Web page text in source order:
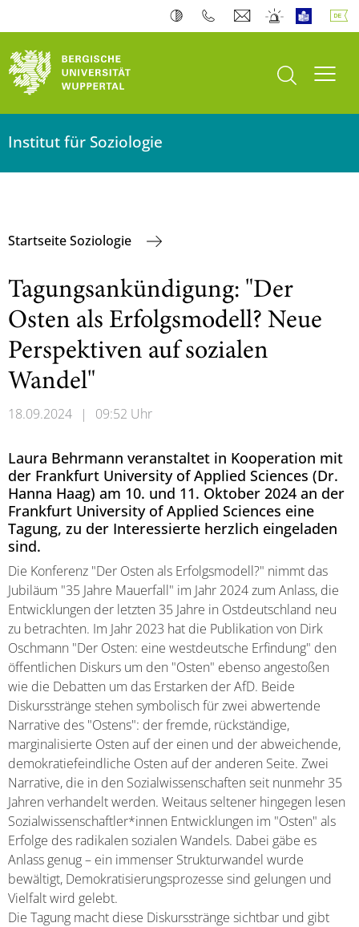
Suche öffnen
Institut für Soziologie
Startseite Soziologie
Tagungsankündigung: "Der
Osten als Erfolgsmodell? Neue
Perspektiven auf sozialen
Wandel"
18.09.2024 | 09:52 Uhr
Laura Behrmann veranstaltet in Kooperation mit
der Frankfurt University of Applied Sciences (Dr.
Hanna Haag) am 10. und 11. Oktober 2024 an der
Frankfurt University of Applied Sciences eine
Tagung, zu der Interessierte herzlich eingeladen
sind.
Die Konferenz "Der Osten als Erfolgsmodell?" nimmt das
Jubiläum "35 Jahre Mauerfall" im Jahr 2024 zum Anlass, die
Entwicklungen der letzten 35 Jahre in Ostdeutschland neu
zu betrachten. Im Jahr 2023 hat die Publikation von Dirk
Oschmann "Der Osten: eine westdeutsche Erfindung" den
öffentlichen Diskurs um den "Osten" ebenso angestoßen
wie die Debatten um das Erstarken der AfD. Beide
Diskursstränge stehen symbolisch für zwei abwertende
Narrative des "Ostens": der fremde, rückständige,
marginalisierte Osten auf der einen und der abweichende,
demokratiefeindliche Osten auf der anderen Seite. Zwei
Narrative, die in den Sozialwissenschaften seit nunmehr 35
Jahren verhandelt werden. Weitaus seltener hingegen lesen
Sozialwissenschaftler*innen Entwicklungen im "Osten" als
Erfolge des radikalen sozialen Wandels. Dabei gäbe es
Anlass genug – ein immenser Strukturwandel wurde
bewältigt, Demokratisierungsprozesse sind gelungen und
Vielfalt wird gelebt.
Die Tagung macht diese Diskursstränge sichtbar und gibt